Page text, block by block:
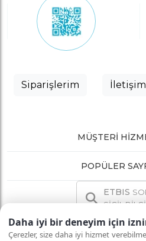
Daha iyi bir deneyim için
Çerezler, size daha iyi hizmet
Siparişlerim İletişim
MÜŞTERI
POPÜLER
ETBIS
SİCİL